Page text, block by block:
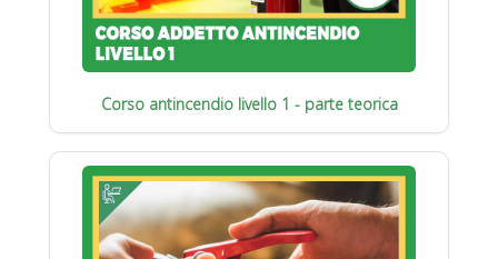
Corso antincendio livello 1 - parte teorica